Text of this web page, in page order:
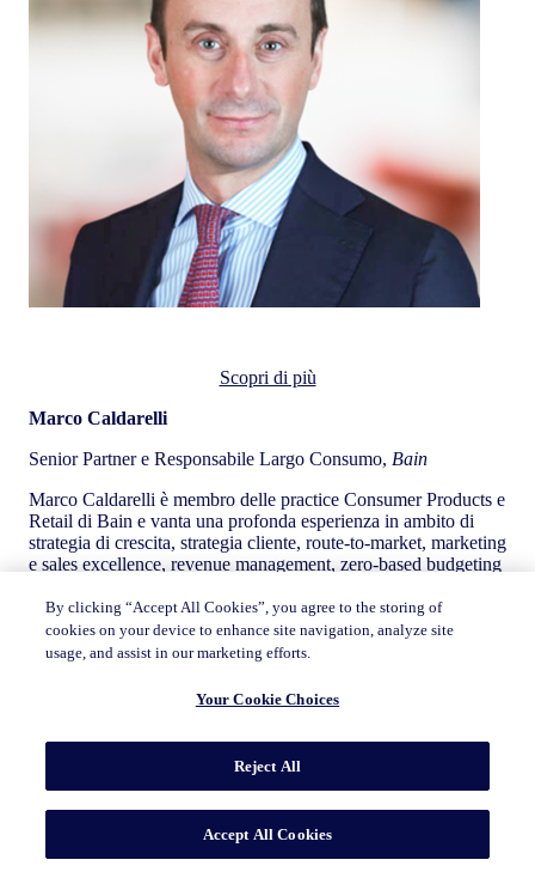
Scopri di più
Marco Caldarelli
Senior Partner e Responsabile Largo Consumo, Bain
Marco Caldarelli è membro delle practice Consumer Products e
Retail di Bain e vanta una profonda esperienza in ambito di
strategia di crescita, strategia cliente, route‑to‑market, marketing
e sales excellence, revenue management, zero‑based budgeting
Ha oltre 15 anni di esperienza nel supportare i clienti nello
sviluppo di risultati concreti e duraturi.
Marco è noto per prendersi cura del business dei clienti come
pragmatiche, originali e ad alto impatto. In alcuni casi, i clienti
Nel corso della sua carriera post‑MBA in Bain, ha sviluppato
una profonda conoscenza di diversi mercati, trascorrendo
supporto a grandi clienti su programmi di trasformazione
complessi e pluriennali, come piani di creazione del valore,
By clicking “Accept All Cookies”, you agree to the storing of
cookies on your device to enhance site navigation, analyze site
usage, and assist in our marketing efforts.
Your Cookie Choices
Reject All
Accept All Cookies